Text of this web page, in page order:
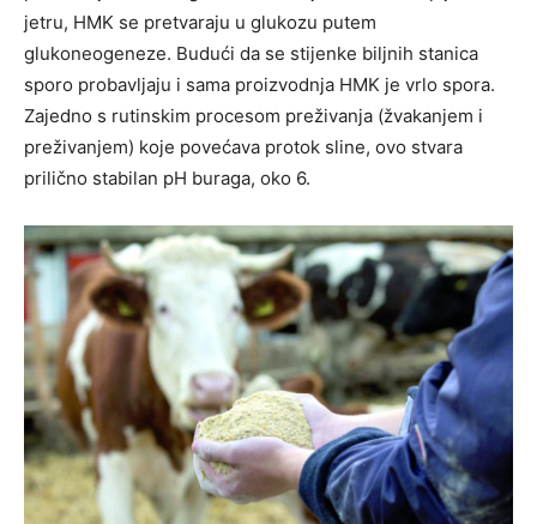
jetru, HMK se pretvaraju u glukozu putem
glukoneogeneze. Budući da se stijenke biljnih stanica
sporo probavljaju i sama proizvodnja HMK je vrlo spora.
Zajedno s rutinskim procesom preživanja (žvakanjem i
preživanjem) koje povećava protok sline, ovo stvara
prilično stabilan pH buraga, oko 6.